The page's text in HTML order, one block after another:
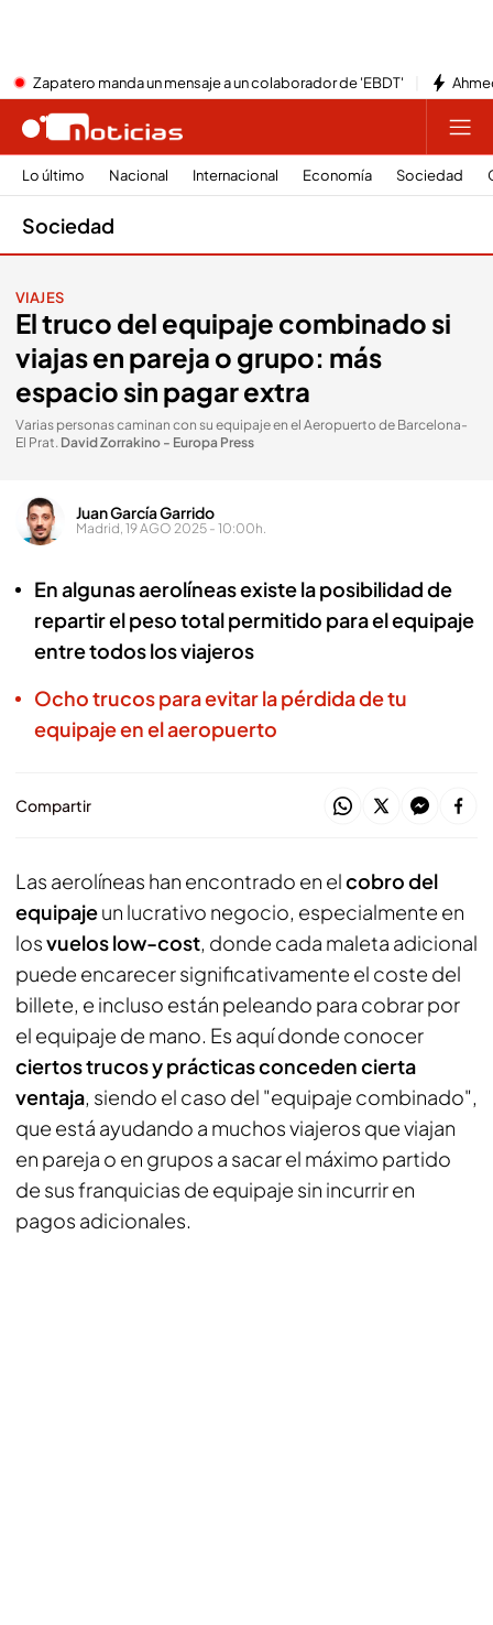
Zapatero manda un mensaje a un colaborador de 'EBDT'
Lo último Nacional Internacional Economía Sociedad
Sociedad
VIAJES
El truco del equipaje combinado si
viajas en pareja o grupo: más
espacio sin pagar extra
Varias personas caminan con su equipaje en el Aeropuerto de Barcelona-
El Prat. David Zorrakino - Europa Press
Juan García Garrido
Madrid, 19 AGO 2025 - 10:00h.
En algunas aerolíneas existe la posibilidad de
repartir el peso total permitido para el equipaje
entre todos los viajeros
Ocho trucos para evitar la pérdida de tu
equipaje en el aeropuerto
Compartir
Las aerolíneas han encontrado en elcobro del
equipajeun lucrativo negocio, especialmente en
losvuelos low-cost, donde cada maleta adicional
puede encarecer significativamente el coste del
billete, e incluso están peleando para cobrar por
el equipaje de mano. Es aquí donde conocer
ciertos trucos y prácticas conceden cierta
ventaja, siendo el caso del "equipaje combinado",
que está ayudando a muchos viajeros que viajan
en pareja o en grupos a sacar el máximo partido
de sus franquicias de equipaje sin incurrir en
pagos adicionales.